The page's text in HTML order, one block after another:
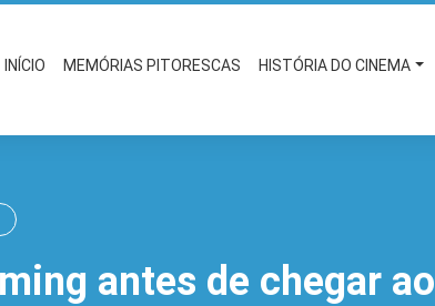
INÍCIO MEMÓRIAS PITORESCAS HISTÓRIA DO CINEMA
antes de chegar ao